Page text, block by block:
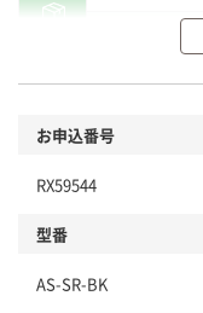
本体
仕組
お申込番号
RX59544
型番
AS-SR-BK